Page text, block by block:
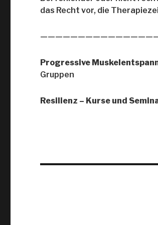
das Recht vor, die
Progressive
Gruppen
Resilienz – Kurse und